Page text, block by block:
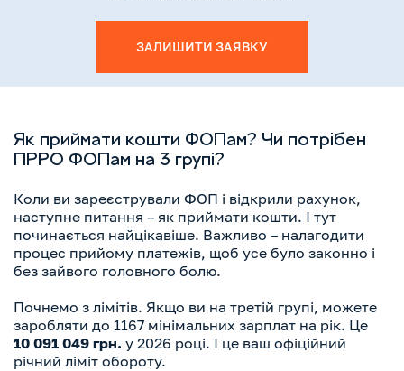
ЗАЛИШИТИ ЗАЯВКУ
Як приймати кошти ФОПам? Чи потрібен
ПРРО ФОПам на 3 групі?
Коли ви зареєстрували ФОП і відкрили рахунок,
наступне питання – як приймати кошти. І тут
починається найцікавіше. Важливо – налагодити
процес прийому платежів, щоб усе було законно і
без зайвого головного болю.
Почнемо з лімітів. Якщо ви на третій групі, можете
заробляти до 1167 мінімальних зарплат на рік. Це
10 091 049 грн. у 2026 році. І це ваш офіційний
річний ліміт обороту.